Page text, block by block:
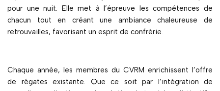
pour une nuit. Elle met à l’épreuve les compétences de
chacun tout en créant une ambiance chaleureuse de
retrouvailles, favorisant un esprit de confrérie.
Chaque année, les membres du CVRM enrichissent l’offre
de régates existante. Que ce soit par l’intégration de